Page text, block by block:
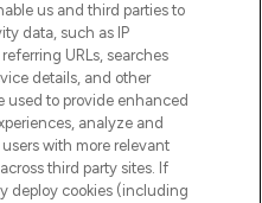
od niszowych i
trendach i
redakcyjne
cookie
My Personal
us and third parties to
data, such as IP
URLs, searches
details, and other
used to provide enhanced
analyze and
with more relevant
third party sites. If
deploy cookies (including